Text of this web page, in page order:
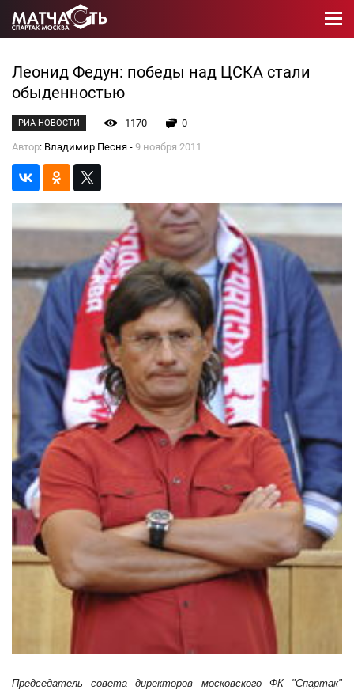
Леонид Федун: победы над ЦСКА стали
обыденностью
РИА НОВОСТИ 1170
0
Автор: Владимир Песня - 9 ноября 2011
Председатель совета директоров московского ФК "Спартак"